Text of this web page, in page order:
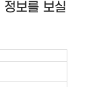
보를 보실